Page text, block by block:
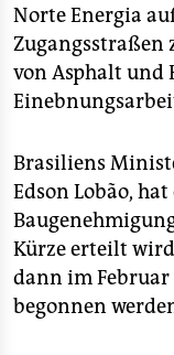
fragen & hilfe
unterstützen
abo
epaper login
Norte Energia
Zugangsstraßen
von Asphalt und
Brasiliens
Edson Lobão,
Kürze erteilt
dann im
begonnen